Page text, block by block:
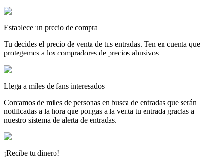
Establece un precio de compra
Tu decides el precio de venta de tus entradas. Ten en cuenta que
protegemos a los compradores de precios abusivos.
Llega a miles de fans interesados
Contamos de miles de personas en busca de entradas que serán
notificadas a la hora que pongas a la venta tu entrada gracias a
nuestro sistema de alerta de entradas.
¡Recibe tu dinero!